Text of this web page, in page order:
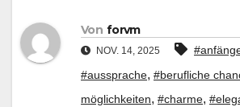
Von forvm
NOV. 14, 2025
#aussprache, #berufliche
möglichkeiten, #charme,